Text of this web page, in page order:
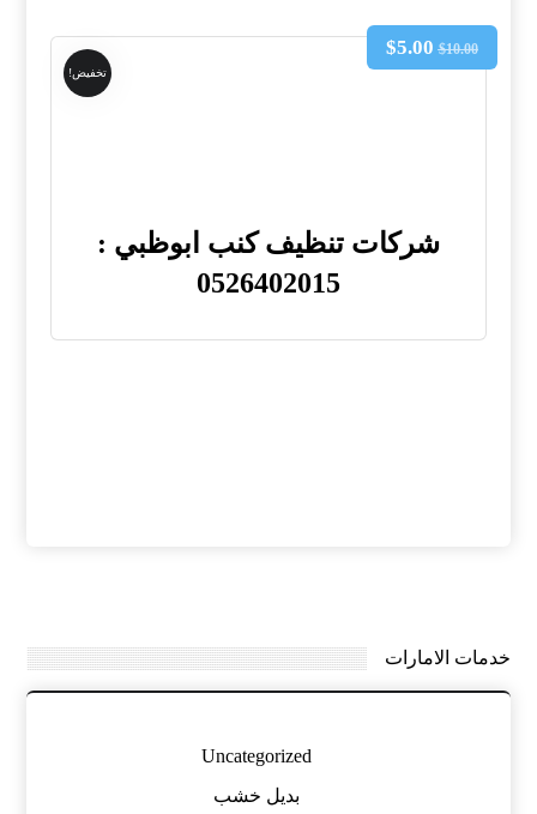
تخفيض!
شركات تنظيف كنب ابوظبي :
0526402015
$10.00
$5.00
خدمات الامارات
Uncategorized
بديل خشب